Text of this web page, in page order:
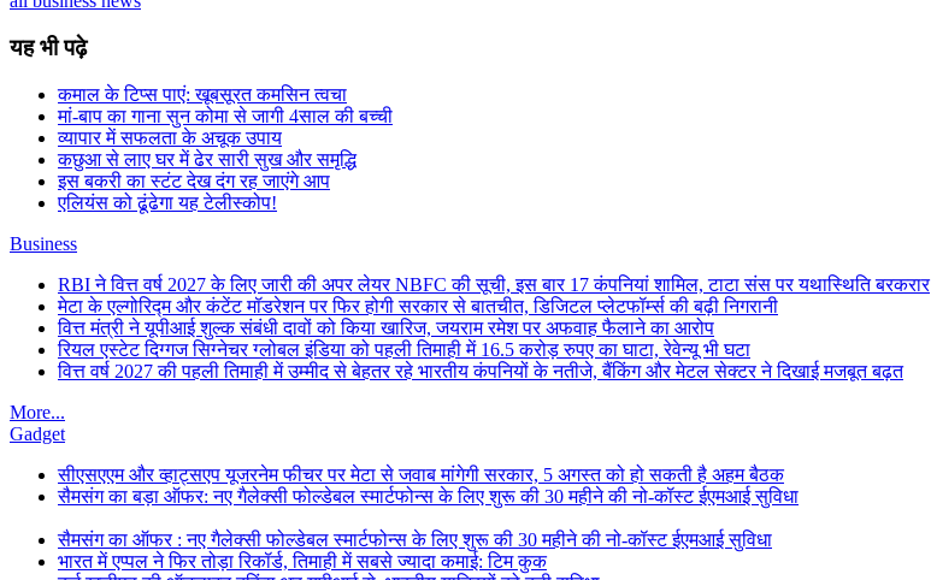
यह भी पढ़े
कमाल के टिप्स पाएं: खूबसूरत कमसिन त्वचा
मां-बाप का गाना सुन कोमा से जागी 4साल की बच्ची
व्यापार में सफलता के अचूक उपाय
कछुआ से लाए घर में ढेर सारी सुख और समृद्धि
इस बकरी का स्टंट देख दंग रह जाएंगे आप
एलियंस को ढूंढेगा यह टेलीस्कोप!
Business
RBI ने वित्त वर्ष 2027 के लिए जारी की अपर लेयर NBFC की सूची, इस बार 17 कंपनियां शामिल, टाटा संस पर यथास्थिति बरकरार
मेटा के एल्गोरिद्म और कंटेंट मॉडरेशन पर फिर होगी सरकार से बातचीत, डिजिटल प्लेटफॉर्म्स की बढ़ी निगरानी
वित्त मंत्री ने यूपीआई शुल्क संबंधी दावों को किया खारिज, जयराम रमेश पर अफवाह फैलाने का आरोप
रियल एस्टेट दिग्गज सिग्नेचर ग्लोबल इंडिया को पहली तिमाही में 16.5 करोड़ रुपए का घाटा, रेवेन्यू भी घटा
वित्त वर्ष 2027 की पहली तिमाही में उम्मीद से बेहतर रहे भारतीय कंपनियों के नतीजे, बैंकिंग और मेटल सेक्टर ने दिखाई मजबूत बढ़त
More...
Gadget
सीएसएएम और व्हाट्सएप यूजरनेम फीचर पर मेटा से जवाब मांगेगी सरकार, 5 अगस्त को हो सकती है अहम बैठक
सैमसंग का बड़ा ऑफर: नए गैलेक्सी फोल्डेबल स्मार्टफोन्स के लिए शुरू की 30 महीने की नो-कॉस्ट ईएमआई सुविधा
सैमसंग का ऑफर : नए गैलेक्सी फोल्डेबल स्मार्टफोन्स के लिए शुरू की 30 महीने की नो-कॉस्ट ईएमआई सुविधा
भारत में एप्पल ने फिर तोड़ा रिकॉर्ड, तिमाही में सबसे ज्यादा कमाई: टिम कुक